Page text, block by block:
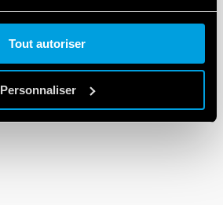
Tout autoriser
Personnaliser